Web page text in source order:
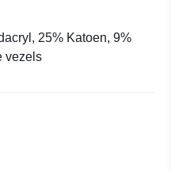
25% Katoen, 9%
vezels